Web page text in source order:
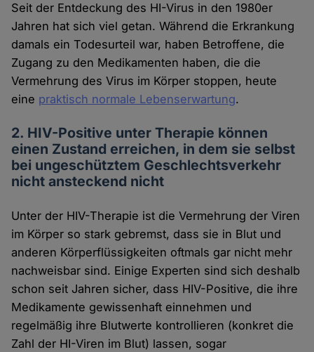
Seit der Entdeckung des HI-Virus in den 1980er
Jahren hat sich viel getan. Während die Erkrankung
damals ein Todesurteil war, haben Betroffene, die
Zugang zu den Medikamenten haben, die die
Vermehrung des Virus im Körper stoppen, heute
eine praktisch normale Lebenserwartung.
2. HIV-Positive unter Therapie können
einen Zustand erreichen, in dem sie selbst
bei ungeschütztem Geschlechtsverkehr
nicht ansteckend nicht
Unter der HIV-Therapie ist die Vermehrung der Viren
im Körper so stark gebremst, dass sie in Blut und
anderen Körperflüssigkeiten oftmals gar nicht mehr
nachweisbar sind. Einige Experten sind sich deshalb
schon seit Jahren sicher, dass HIV-Positive, die ihre
Medikamente gewissenhaft einnehmen und
regelmäßig ihre Blutwerte kontrollieren (konkret die
Zahl der HI-Viren im Blut) lassen, sogar